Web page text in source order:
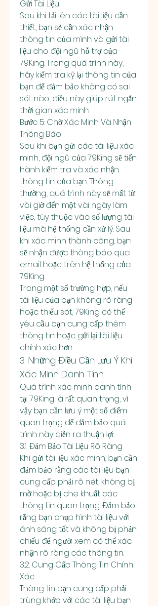
Gửi Tài Liệu
Sau khi tải lên các tài liệu cần
thiết, bạn sẽ cần xác nhận
thông tin của mình và gửi tài
liệu cho đội ngũ hỗ trợ của
79King. Trong quá trình này,
hãy kiểm tra kỹ lại thông tin của
bạn để đảm bảo không có sai
sót nào, điều này giúp rút ngắn
thời gian xác minh.
Bước 5: Chờ Xác Minh Và Nhận
Thông Báo
Sau khi bạn gửi các tài liệu xác
minh, đội ngũ của 79King sẽ tiến
hành kiểm tra và xác nhận
thông tin của bạn. Thông
thường, quá trình này sẽ mất từ
vài giờ đến một vài ngày làm
việc, tùy thuộc vào số lượng tài
liệu mà hệ thống cần xử lý. Sau
khi xác minh thành công, bạn
sẽ nhận được thông báo qua
email hoặc trên hệ thống của
79King.
Trong một số trường hợp, nếu
tài liệu của bạn không rõ ràng
hoặc thiếu sót, 79King có thể
yêu cầu bạn cung cấp thêm
thông tin hoặc gửi lại tài liệu
chính xác hơn.
3. Những Điều Cần Lưu Ý Khi
Xác Minh Danh Tính
Quá trình xác minh danh tính
tại 79King là rất quan trọng, vì
vậy bạn cần lưu ý một số điểm
quan trọng để đảm bảo quá
trình này diễn ra thuận lợi:
3.1. Đảm Bảo Tài Liệu Rõ Ràng
Khi gửi tài liệu xác minh, bạn cần
đảm bảo rằng các tài liệu bạn
cung cấp phải rõ nét, không bị
mờ hoặc bị che khuất các
thông tin quan trọng. Đảm bảo
rằng bạn chụp hình tài liệu với
ánh sáng tốt và không bị phản
chiếu để người xem có thể xác
nhận rõ ràng các thông tin.
3.2. Cung Cấp Thông Tin Chính
Xác
Thông tin bạn cung cấp phải
trùng khớp với các tài liệu bạn